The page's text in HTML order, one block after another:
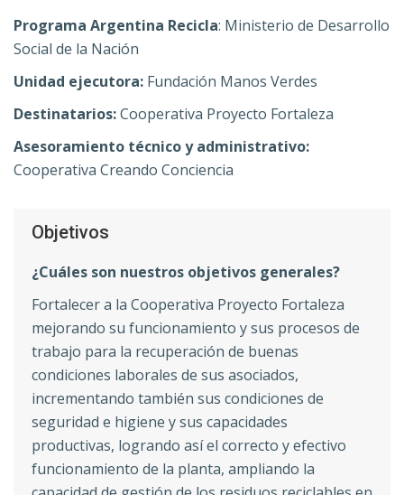
Programa Argentina Recicla: Ministerio de Desarrollo
Social de la Nación
Unidad ejecutora: Fundación Manos Verdes
Destinatarios:Cooperativa Proyecto Fortaleza
Asesoramiento técnico y administrativo:
Cooperativa Creando Conciencia
Objetivos
¿Cuáles son nuestros objetivos generales?
Fortalecer a la Cooperativa Proyecto Fortaleza
mejorando su funcionamiento y sus procesos de
trabajo para la recuperación de buenas
condiciones laborales de sus asociados,
incrementando también sus condiciones de
seguridad e higiene y sus capacidades
productivas, logrando así el correcto y efectivo
funcionamiento de la planta, ampliando la